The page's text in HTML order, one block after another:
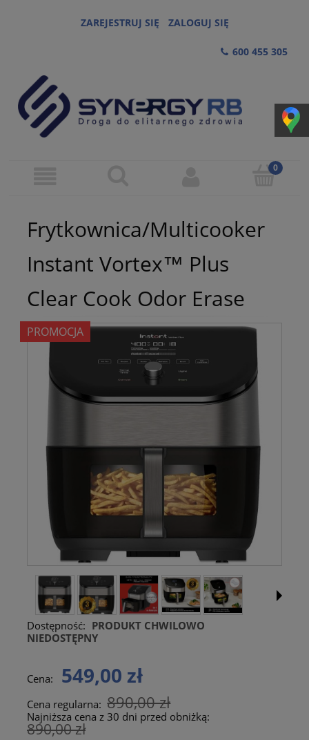
ZAREJESTRUJ SIĘ ZALOGUJ SIĘ
600 455 305
Frytkownica/Multicooker
Instant Vortex™ Plus
Clear Cook Odor Erase
PROMOCJA
Dostępność: PRODUKT CHWILOWO
NIEDOSTĘPNY
Cena: 549,00 zł
Cena regularna: 890,00 zł
Najniższa cena z 30 dni przed obniżką:
890,00 zł